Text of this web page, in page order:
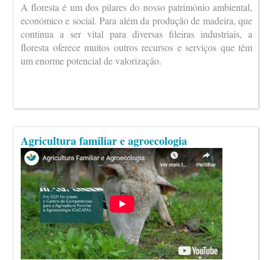
A floresta é um dos pilares do nosso património ambiental,
económico e social. Para além da produção de madeira, que
continua a ser vital para diversas fileiras industriais, a
floresta oferece muitos outros recursos e serviços que têm
um enorme potencial de valorização.
Agricultura familiar e agroecologia